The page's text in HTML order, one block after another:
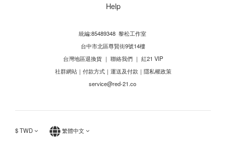
Help
統編:85489348 黎松工作室
台中市北區尊賢街9號14樓
台灣地區退換貨 ｜ 聯絡我們 ｜ 紅21 VIP
社群網站｜ 付款方式｜ 運送及付款 ｜ 隱私權政策
service@red-21.co
$TWD 繁體中文